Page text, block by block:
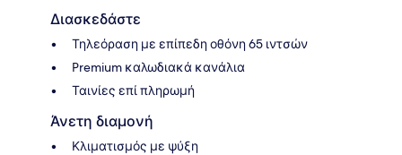
Διασκεδάστε
Τηλεόραση με επίπεδη οθόνη 65 ιντσών
Premium καλωδιακά κανάλια
Ταινίες επί πληρωμή
Άνετη διαμονή
Κλιματισμός με ψύξη